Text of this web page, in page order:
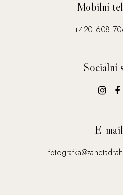
Mobilní
+420 608
Sociální
E-mail